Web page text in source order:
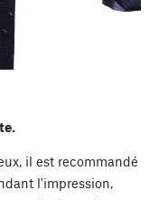
il est recommandé
l'impression,